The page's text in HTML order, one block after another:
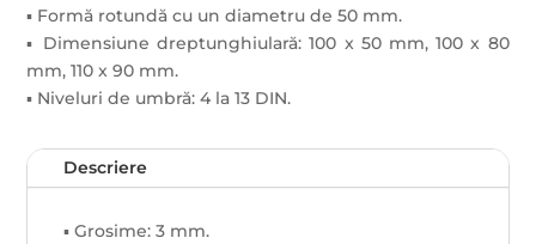
▪ Formă rotundă cu un diametru de 50 mm.
▪ Dimensiune dreptunghiulară: 100 x 50 mm, 100 x 80
mm, 110 x 90 mm.
▪ Niveluri de umbră: 4 la 13 DIN.
Descriere
▪ Grosime: 3 mm.